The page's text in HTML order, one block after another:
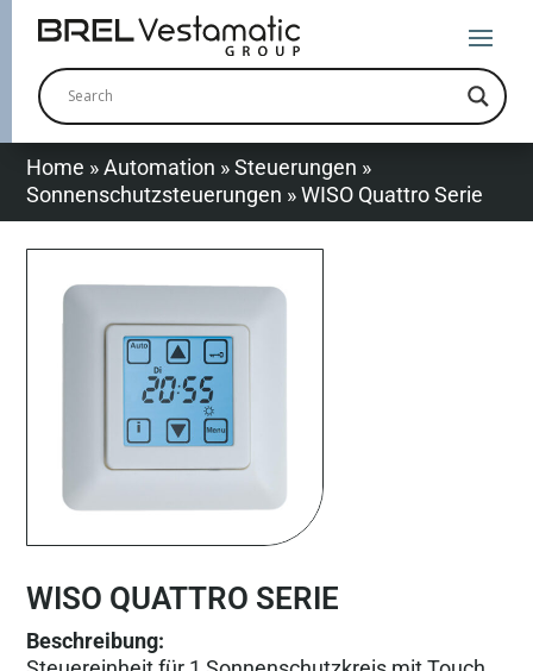
Home »Automation »Steuerungen »
Sonnenschutzsteuerungen »WISO Quattro Serie
WISO QUATTRO SERIE
Beschreibung: